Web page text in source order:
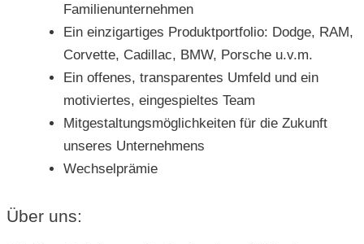
Familienunternehmen
Ein einzigartiges Produktportfolio: Dodge, RAM,
Corvette, Cadillac, BMW, Porsche u.v.m.
Ein offenes, transparentes Umfeld und ein
motiviertes, eingespieltes Team
Mitgestaltungsmöglichkeiten für die Zukunft
unseres Unternehmens
Wechselprämie
Über uns: